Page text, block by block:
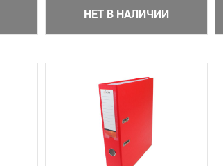
НЕТ В НАЛИЧИИ